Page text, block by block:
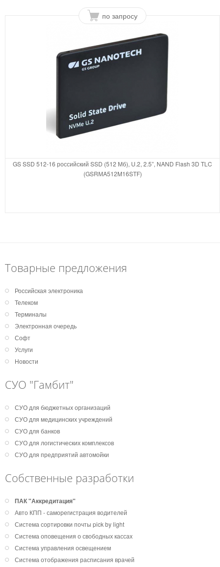
по запросу
GS SSD 512-16 российский SSD (512 Мб), U.2, 2.5”, NAND Flash 3D TLC
(GSRМA512M16STF)
Товарные предложения
Российская электроника
Телеком
Терминалы
Электронная очередь
Софт
Услуги
Новости
СУО "Гамбит"
СУО для бюджетных организаций
СУО для медицинских учреждений
СУО для банков
СУО для логистических комплексов
СУО для предприятий автомойки
Собственные разработки
ПАК "Аккредитация"
Авто КПП - саморегистрация водителей
Система сортировки почты pick by light
Система оповещения о свободных кассах
Система управления освещением
Система отображения расписания врачей